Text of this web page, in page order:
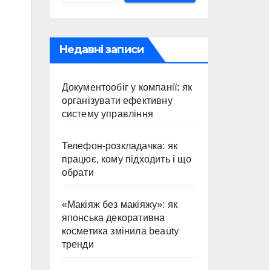
Недавні записи
Документообіг у компанії: як
організувати ефективну
систему управління
Телефон-розкладачка: як
працює, кому підходить і що
обрати
«Макіяж без макіяжу»: як
японська декоративна
косметика змінила beauty
тренди